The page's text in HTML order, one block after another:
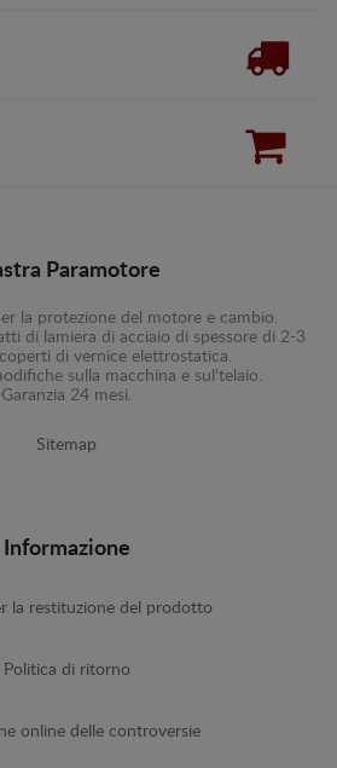
Paramotore
la protezione del motore e cambio.
di lamiera di acciaio di spessore di 2-3
di vernice elettrostatica.
sulla macchina e sul'telaio.
Garanzia 24 mesi.
Sitemap
Informazione
la restituzione del prodotto
Politica di ritorno
online delle controversie